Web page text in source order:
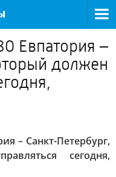
Евпатория –
должен
– Санкт-Петербург,
сегодня,